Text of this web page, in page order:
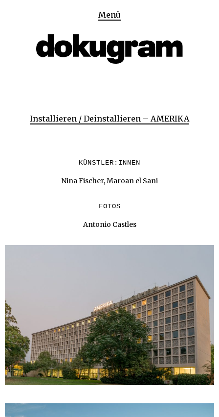
Menü
Installieren / Deinstallieren – AMERIKA
KÜNSTLER:INNEN
Nina Fischer, Maroan el Sani
FOTOS
Antonio Castles